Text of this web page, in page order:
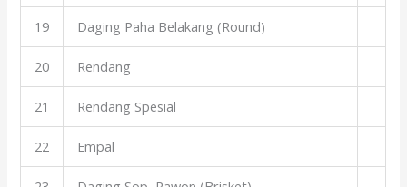
19 Daging Paha Belakang (Round)
20 Rendang
21 Rendang Spesial
22 Empal